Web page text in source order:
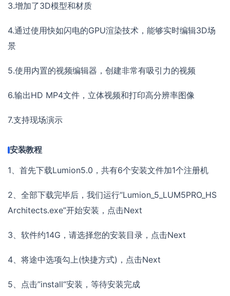
3.增加了3D模型和材质
4.通过使用快如闪电的GPU渲染技术，能够实时编辑3D场
景
5.使用内置的视频编辑器，创建非常有吸引力的视频
6.输出HD MP4文件，立体视频和打印高分辨率图像
7.支持现场演示
安装教程
1、首先下载Lumion5.0，共有6个安装文件加1个注册机
2、全部下载完毕后，我们运行“Lumion_5_LUM5PRO_HS
Architects.exe”开始安装，点击Next
3、软件约14G，请选择您的安装目录，点击Next
4、将途中选项勾上(快捷方式)，点击Next
5、点击”install“安装，等待安装完成